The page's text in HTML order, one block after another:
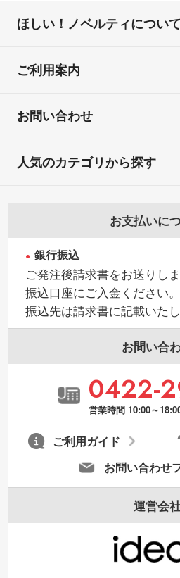
ほしい！ノベルティについて
ご利用案内
お問い合わせ
お支払いに
銀行振込
ご発注後請求書をお送りし
振込口座にご入金ください。
振込先は請求書に記載いたし
お問い合
0422-
営業時間 10:00～
お問い合わせ
ご利用ガイド
運営会
人気のカテゴリから探す